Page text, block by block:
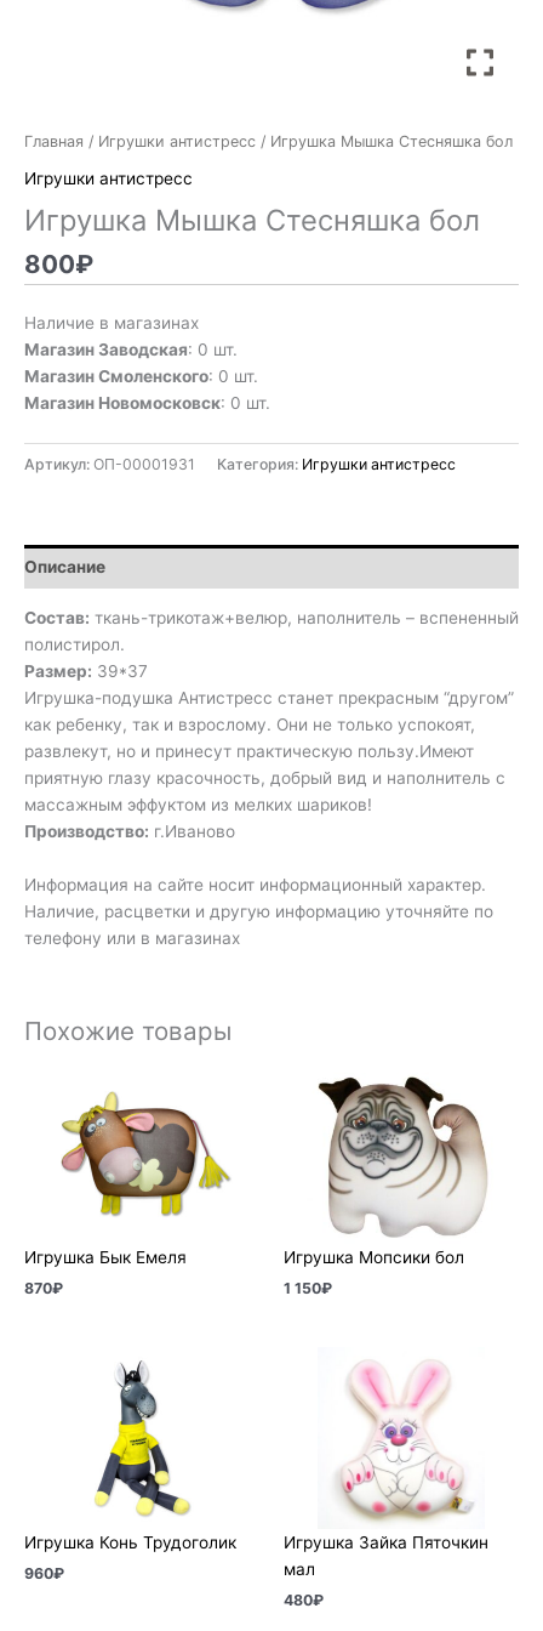
Главная / Игрушки антистресс / Игрушка Мышка Стесняшка бол
Игрушки антистресс
Игрушка Мышка Стесняшка бол
800₽
Наличие в магазинах
Магазин Заводская: 0 шт.
Магазин Смоленского: 0 шт.
Магазин Новомосковск: 0 шт.
Артикул: ОП-00001931 Категория: Игрушки антистресс
Описание
Состав: ткань-трикотаж+велюр, наполнитель – вспененный
полистирол.
Размер: 39*37
Игрушка-подушка Антистресс станет прекрасным “другом”
как ребенку, так и взрослому. Они не только успокоят,
развлекут, но и принесут практическую пользу.Имеют
приятную глазу красочность, добрый вид и наполнитель с
массажным эффуктом из мелких шариков!
Производство: г.Иваново
Информация на сайте носит информационный характер.
Наличие, расцветки и другую информацию уточняйте по
телефону или в магазинах
Похожие товары
Игрушка Бык Емеля
870₽
Игрушка Мопсики бол
1 150₽
Игрушка Конь Трудоголик
960₽
Игрушка Зайка Пяточкин
мал
480₽